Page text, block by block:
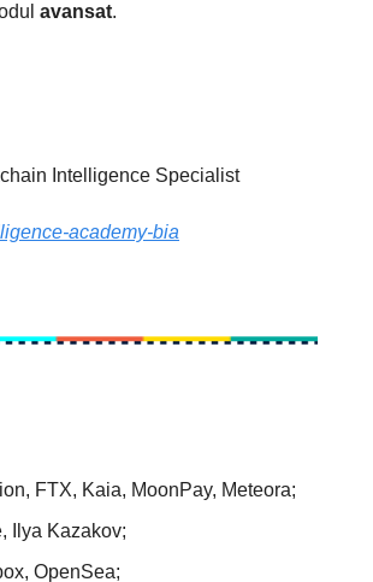
avansat.
Intelligence Specialist
academy-bia
FTX, Kaia, MoonPay, Meteora;
Ilya Kazakov;
OpenSea;